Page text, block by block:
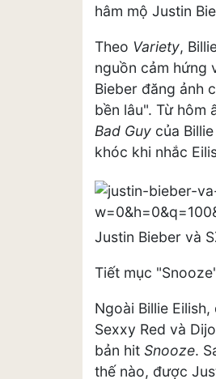
hâm mộ Justin
Theo Variety,
nguồn cảm hứng
Bieber đăng ảnh
bền lâu". Từ hôm
Bad Guy của
khóc khi nhắc
Justin Bieber và
Tiết mục
Ngoài Billie
Sexxy Red và
bản hit Snooze.
thế nào, được